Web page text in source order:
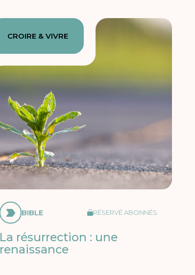
CROIRE & VIVRE
BIBLE RÉSERVÉ ABONNÉS
La résurrection : une
renaissance